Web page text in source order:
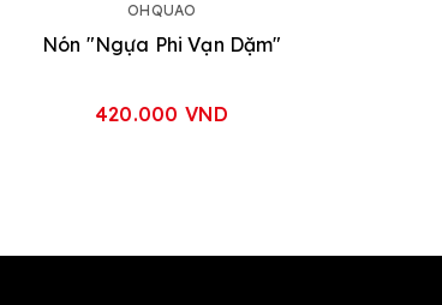
OHQUAO
Nón "Ngựa Phi Vạn Dặm"
420.000 VND